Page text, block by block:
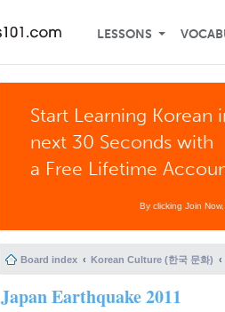
LESSONS
Start Learning Korean
next 30 Seconds with
a Free Lifetime
By clicking Join
Board index Korean Culture (한국 문화)
Japan Earthquake 2011